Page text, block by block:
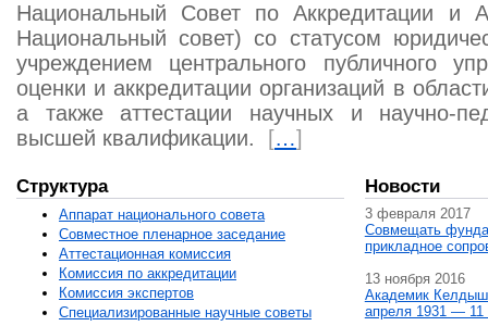
Национальный Совет по Аккредитации и
Национальный совет) со статусом
учреждением центрального публичного
оценки и аккредитации организаций в
а также аттестации научных и научно-
высшей квалификации.
[…]
Структура
Аппарат национального совета
Совместное пленарное заседание
Аттестационная комисcия
Комиссия по аккредитации
Комиссия экспертов
Специализированные научные советы
Новости
3 февраля 2017
Совмещать
прикладное
13 ноября 2016
Академик
апреля 1931 — 11